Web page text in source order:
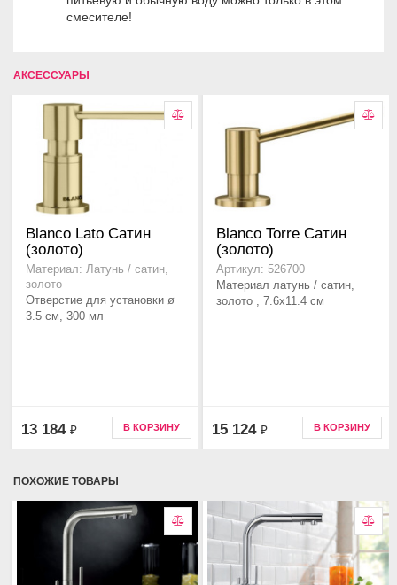
смесителе!
АКСЕССУАРЫ
Blanco Lato Сатин
(золото)
Материал: Латунь / сатин,
золото
Отверстие для установки ø
3.5 см, 300 мл
13 184 ₽ В КОРЗИНУ
Blanco Torre Сатин
(золото)
Артикул: 526700
Материал латунь / сатин,
золото , 7.6x11.4 см
15 124 ₽ В КОРЗИНУ
ПОХОЖИЕ ТОВАРЫ